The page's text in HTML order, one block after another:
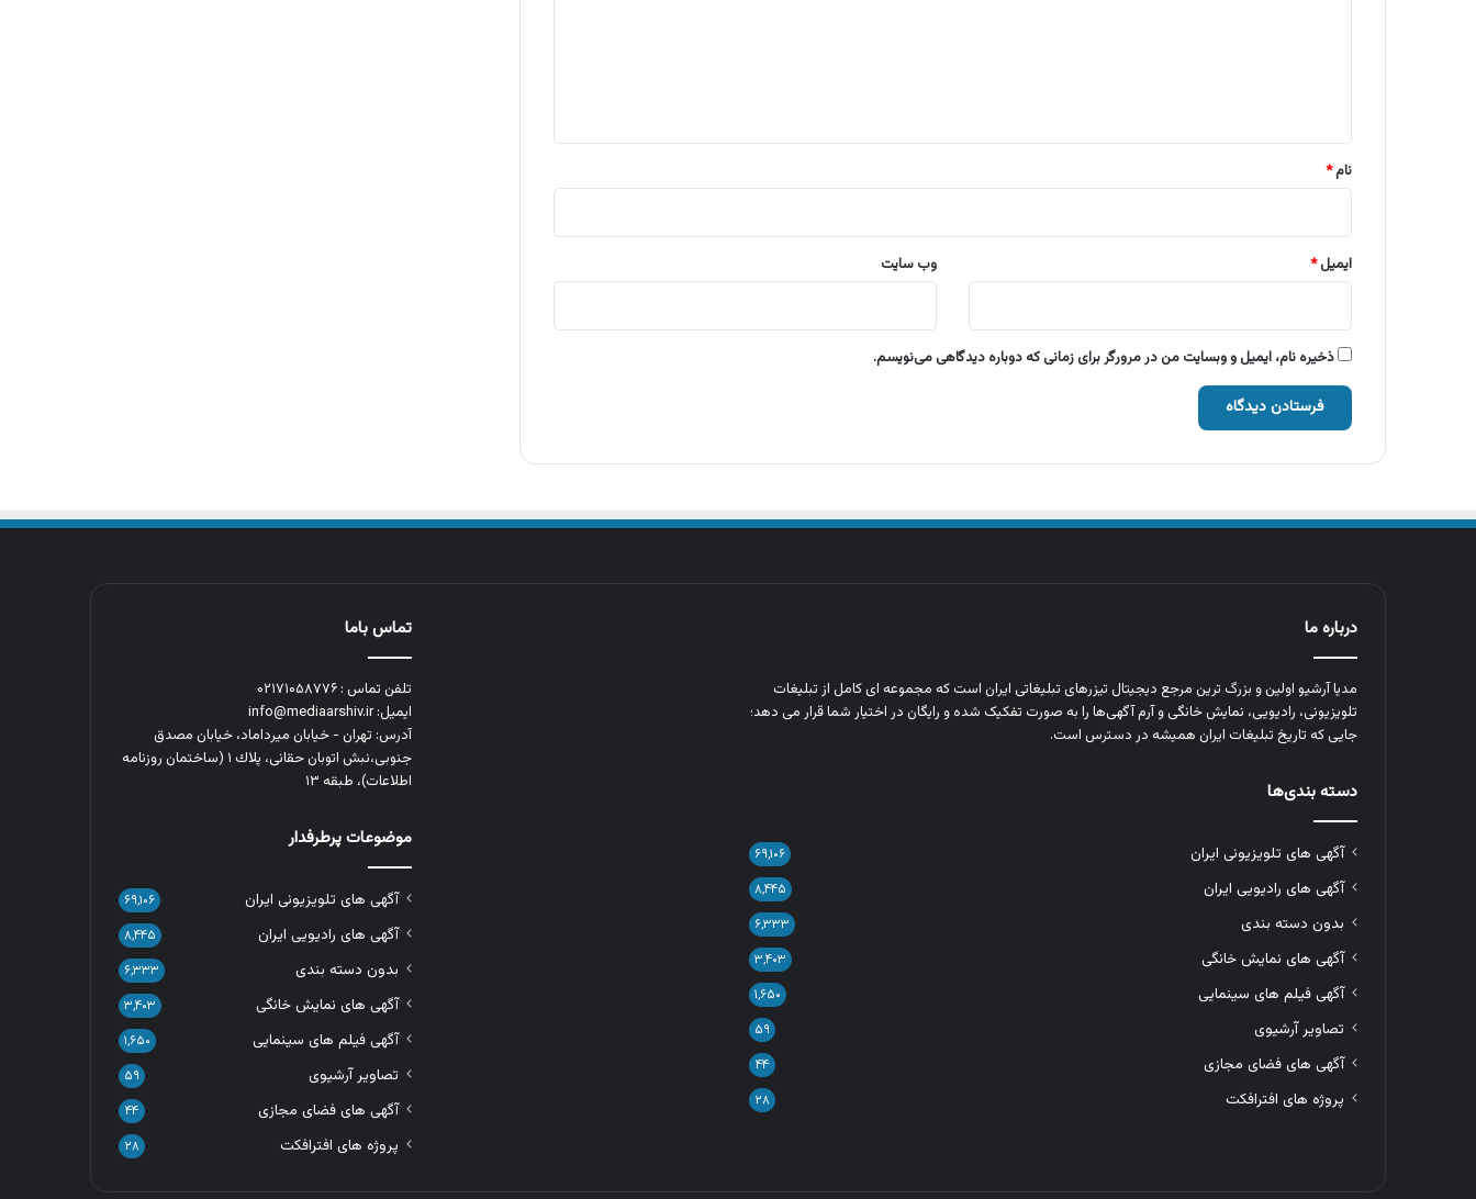
نام*
ایمیل* وب‌ سایت
ذخیره نام، ایمیل و وبسایت من در مرورگر برای زمانی که دوباره دیدگاهی می‌نویسم.
درباره ما
مدیا آرشیو اولین و بزرگ‌ ترین مرجع دیجیتال تیزرهای تبلیغاتی ایران است که مجموعه‌ ای کامل از تبلیغات
تلویزیونی، رادیویی، نمایش خانگی و آرم‌ آگهی‌ها را به‌ صورت تفکیک‌ شده و رایگان در اختیار شما قرار می‌ دهد؛
جایی که تاریخ تبلیغات ایران همیشه در دسترس است.
دسته بندی‌ها
آگهی های تلویزیونی ایران ۶۹,۱۰۶
آگهی های رادیویی ایران ۸,۴۴۵
بدون دسته بندی ۶,۳۳۳
آگهی های نمایش خانگی ۳,۴۰۳
آگهی فیلم های سینمایی ۱,۶۵۰
تصاویر آرشیوی ۵۹
آگهی های فضای مجازی ۴۴
پروژه های افترافکت ۲۸
تماس باما
تلفن تماس : ۰۲۱۷۱۰۵۸۷۷۶
ایمیل: info@mediaarshiv.ir
آدرس: تهران - خیابان میرداماد، خیابان مصدق
جنوبی،نبش اتوبان حقانی، پلاك ١ (ساختمان روزنامه
اطلاعات)، طبقه ۱۳
موضوعات پرطرفدار
آگهی های تلویزیونی ایران ۶۹,۱۰۶
آگهی های رادیویی ایران ۸,۴۴۵
بدون دسته بندی ۶,۳۳۳
آگهی های نمایش خانگی ۳,۴۰۳
آگهی فیلم های سینمایی ۱,۶۵۰
تصاویر آرشیوی ۵۹
آگهی های فضای مجازی ۴۴
پروژه های افترافکت ۲۸